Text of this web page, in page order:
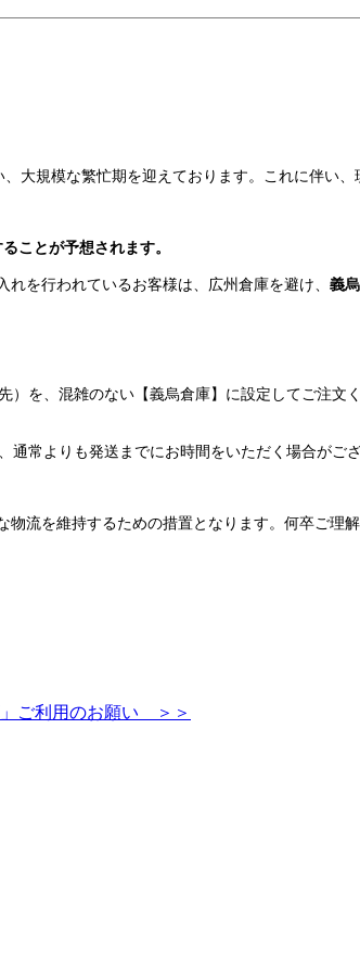
大規模な繁忙期を迎えております。これに伴い
ことが予想されます。
を行われているお客様は、広州倉庫を避け、 義
）を、混雑のない【義烏倉庫】に設定してご注
通常よりも発送までにお時間をいただく場合がご
流を維持するための措置となります。何卒ご理
ご利用のお願い ＞＞